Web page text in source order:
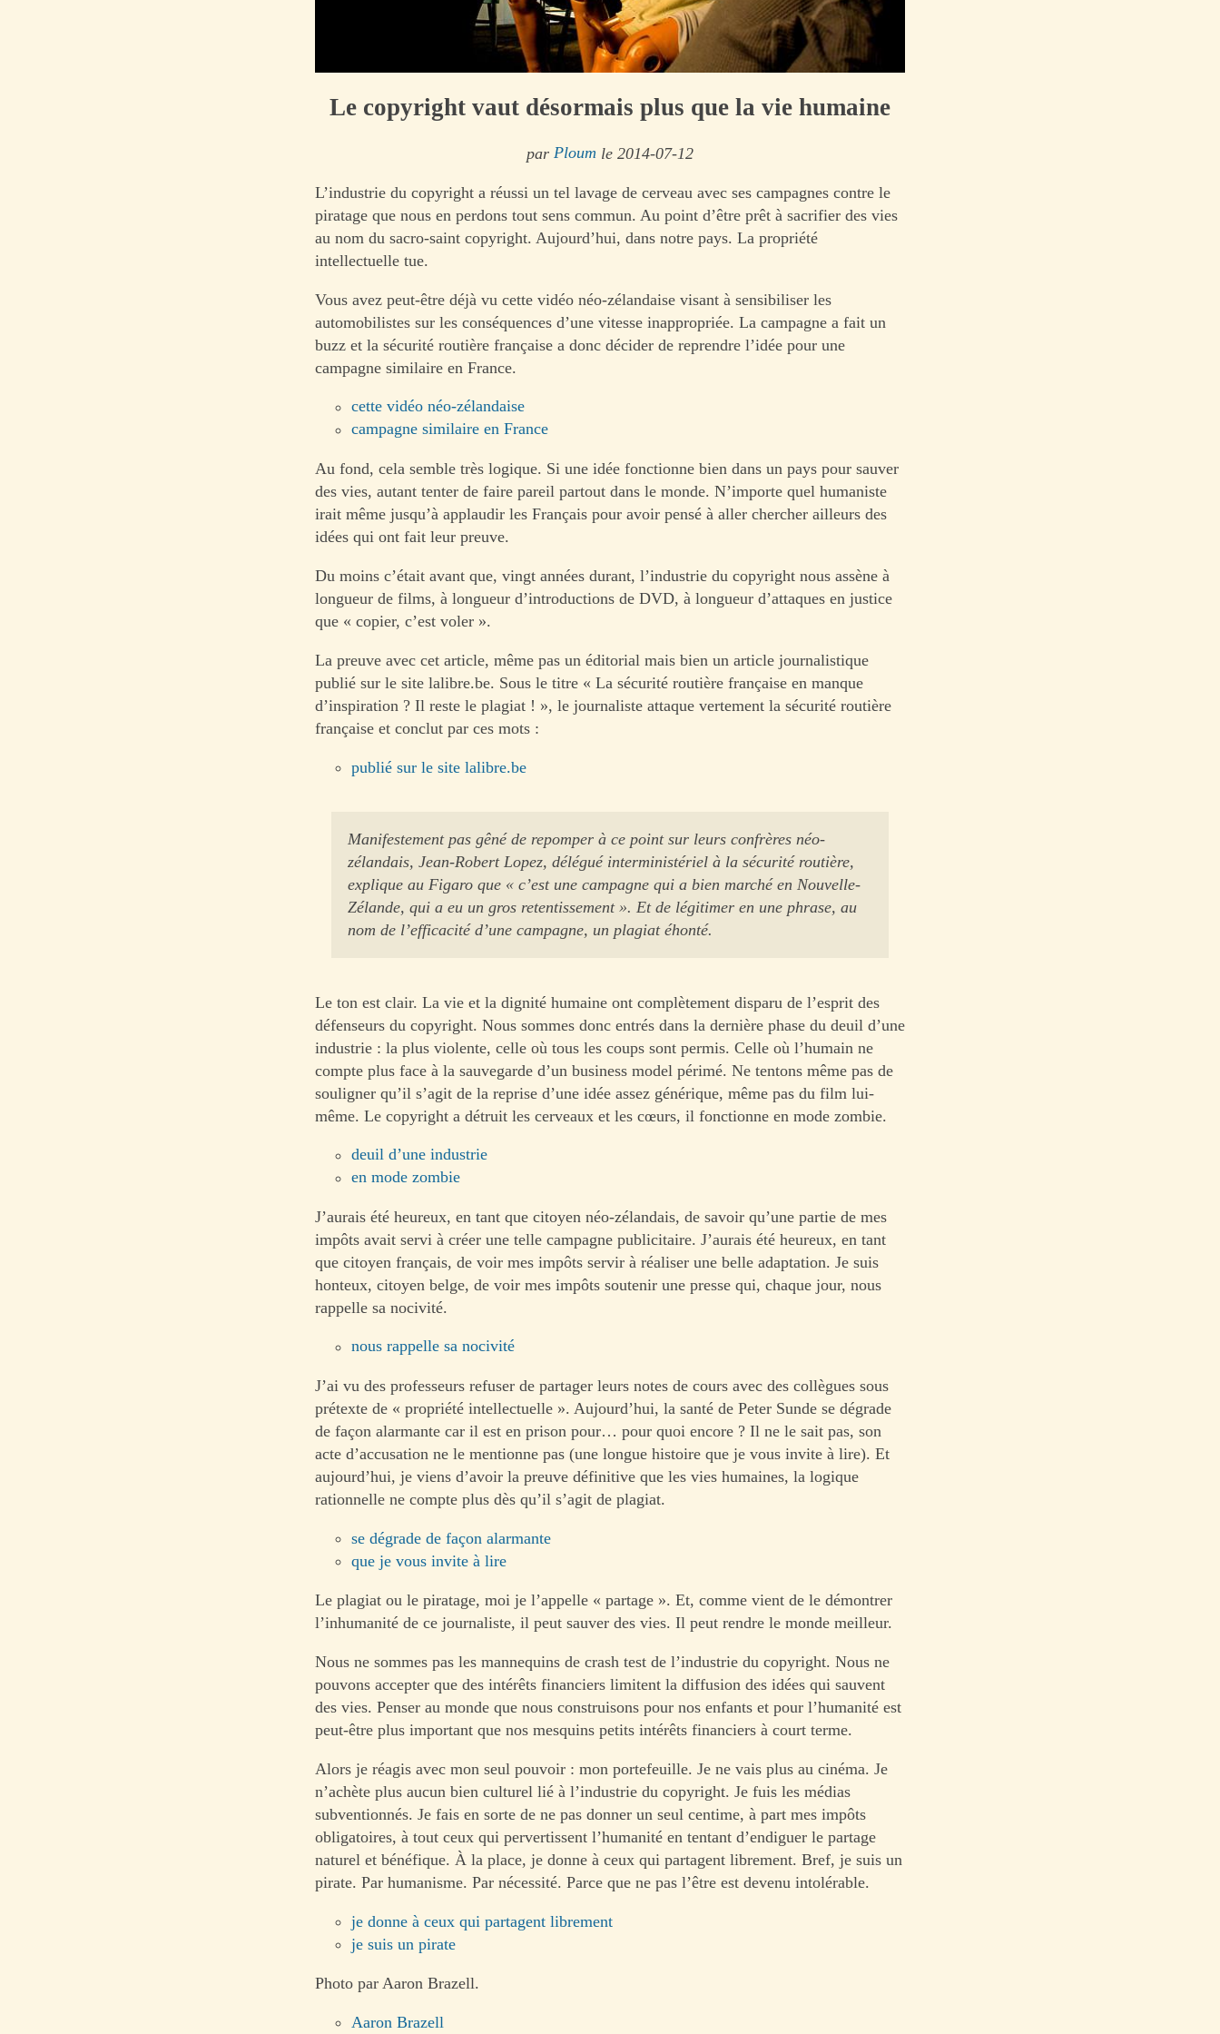
Le copyright vaut désormais plus que la vie humaine
par Ploum le 2014-07-12
L’industrie du copyright a réussi un tel lavage de cerveau avec ses campagnes contre le
piratage que nous en perdons tout sens commun. Au point d’être prêt à sacrifier des vies
au nom du sacro-saint copyright. Aujourd’hui, dans notre pays. La propriété
intellectuelle tue.
Vous avez peut-être déjà vu cette vidéo néo-zélandaise visant à sensibiliser les
automobilistes sur les conséquences d’une vitesse inappropriée. La campagne a fait un
buzz et la sécurité routière française a donc décider de reprendre l’idée pour une
campagne similaire en France.
cette vidéo néo-zélandaise
campagne similaire en France
Au fond, cela semble très logique. Si une idée fonctionne bien dans un pays pour sauver
des vies, autant tenter de faire pareil partout dans le monde. N’importe quel humaniste
irait même jusqu’à applaudir les Français pour avoir pensé à aller chercher ailleurs des
idées qui ont fait leur preuve.
Du moins c’était avant que, vingt années durant, l’industrie du copyright nous assène à
longueur de films, à longueur d’introductions de DVD, à longueur d’attaques en justice
que « copier, c’est voler ».
La preuve avec cet article, même pas un éditorial mais bien un article journalistique
publié sur le site lalibre.be. Sous le titre « La sécurité routière française en manque
d’inspiration ? Il reste le plagiat ! », le journaliste attaque vertement la sécurité routière
française et conclut par ces mots :
publié sur le site lalibre.be
Manifestement pas gêné de repomper à ce point sur leurs confrères néo-
zélandais, Jean-Robert Lopez, délégué interministériel à la sécurité routière,
explique au Figaro que « c’est une campagne qui a bien marché en Nouvelle-
Zélande, qui a eu un gros retentissement ». Et de légitimer en une phrase, au
nom de l’efficacité d’une campagne, un plagiat éhonté.
Le ton est clair. La vie et la dignité humaine ont complètement disparu de l’esprit des
défenseurs du copyright. Nous sommes donc entrés dans la dernière phase du deuil d’une
industrie : la plus violente, celle où tous les coups sont permis. Celle où l’humain ne
compte plus face à la sauvegarde d’un business model périmé. Ne tentons même pas de
souligner qu’il s’agit de la reprise d’une idée assez générique, même pas du film lui-
même. Le copyright a détruit les cerveaux et les cœurs, il fonctionne en mode zombie.
deuil d’une industrie
en mode zombie
J’aurais été heureux, en tant que citoyen néo-zélandais, de savoir qu’une partie de mes
impôts avait servi à créer une telle campagne publicitaire. J’aurais été heureux, en tant
que citoyen français, de voir mes impôts servir à réaliser une belle adaptation. Je suis
honteux, citoyen belge, de voir mes impôts soutenir une presse qui, chaque jour, nous
rappelle sa nocivité.
nous rappelle sa nocivité
J’ai vu des professeurs refuser de partager leurs notes de cours avec des collègues sous
prétexte de « propriété intellectuelle ». Aujourd’hui, la santé de Peter Sunde se dégrade
de façon alarmante car il est en prison pour… pour quoi encore ? Il ne le sait pas, son
acte d’accusation ne le mentionne pas (une longue histoire que je vous invite à lire). Et
aujourd’hui, je viens d’avoir la preuve définitive que les vies humaines, la logique
rationnelle ne compte plus dès qu’il s’agit de plagiat.
se dégrade de façon alarmante
que je vous invite à lire
Le plagiat ou le piratage, moi je l’appelle « partage ». Et, comme vient de le démontrer
l’inhumanité de ce journaliste, il peut sauver des vies. Il peut rendre le monde meilleur.
Nous ne sommes pas les mannequins de crash test de l’industrie du copyright. Nous ne
pouvons accepter que des intérêts financiers limitent la diffusion des idées qui sauvent
des vies. Penser au monde que nous construisons pour nos enfants et pour l’humanité est
peut-être plus important que nos mesquins petits intérêts financiers à court terme.
Alors je réagis avec mon seul pouvoir : mon portefeuille. Je ne vais plus au cinéma. Je
n’achète plus aucun bien culturel lié à l’industrie du copyright. Je fuis les médias
subventionnés. Je fais en sorte de ne pas donner un seul centime, à part mes impôts
obligatoires, à tout ceux qui pervertissent l’humanité en tentant d’endiguer le partage
naturel et bénéfique. À la place, je donne à ceux qui partagent librement. Bref, je suis un
pirate. Par humanisme. Par nécessité. Parce que ne pas l’être est devenu intolérable.
je donne à ceux qui partagent librement
je suis un pirate
Photo par Aaron Brazell.
Aaron Brazell